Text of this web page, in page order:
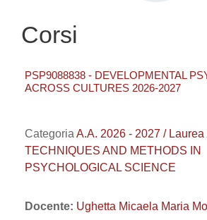
Corsi
PSP9088838 - DEVELOPMENTAL
ACROSS CULTURES 2026-2027
Categoria A.A. 2026 - 2027 /
TECHNIQUES AND METHODS IN
PSYCHOLOGICAL SCIENCE
Docente: Ughetta Micaela Maria